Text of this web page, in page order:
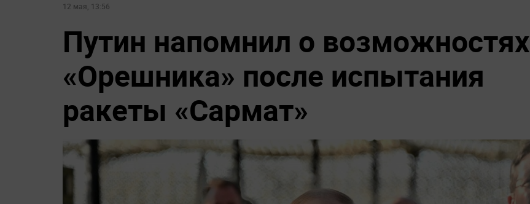
12 мая, 13:56
Путин напомнил о возможностях
«Орешника» после испытания
ракеты «Сармат»